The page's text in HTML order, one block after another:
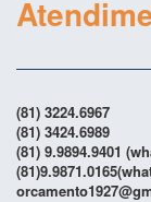
(81) 3224.6967
(81) 3424.6989
(81) 9.9894.9401